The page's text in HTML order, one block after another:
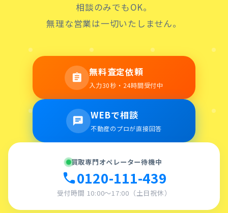
相談のみでもOK。
無理な営業は一切いたしません。
assignment 無料査定依頼
入力30秒・24時間受付中
chat WEBで相談
不動産のプロが直接回答
買取専門オペレーター待機中
call0120-111-439
受付時間 10:00〜17:00（土日祝休）